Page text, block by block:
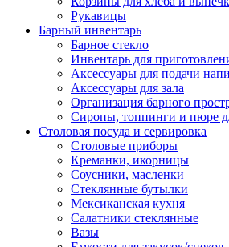
Рукавицы
Барный инвентарь
Барное стекло
Инвентарь для
Аксессуары для подачи
Аксессуары для зала
Организация барного
Сиропы, топпинги и пюре
Столовая посуда и сервировка
Столовые приборы
Креманки, икорницы
Соусники, масленки
Стеклянные бутылки
Мексиканская кухня
Салатники стеклянные
Вазы